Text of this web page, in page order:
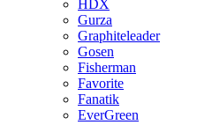
HDX
Gurza
Graphiteleader
Gosen
Fisherman
Favorite
Fanatik
EverGreen